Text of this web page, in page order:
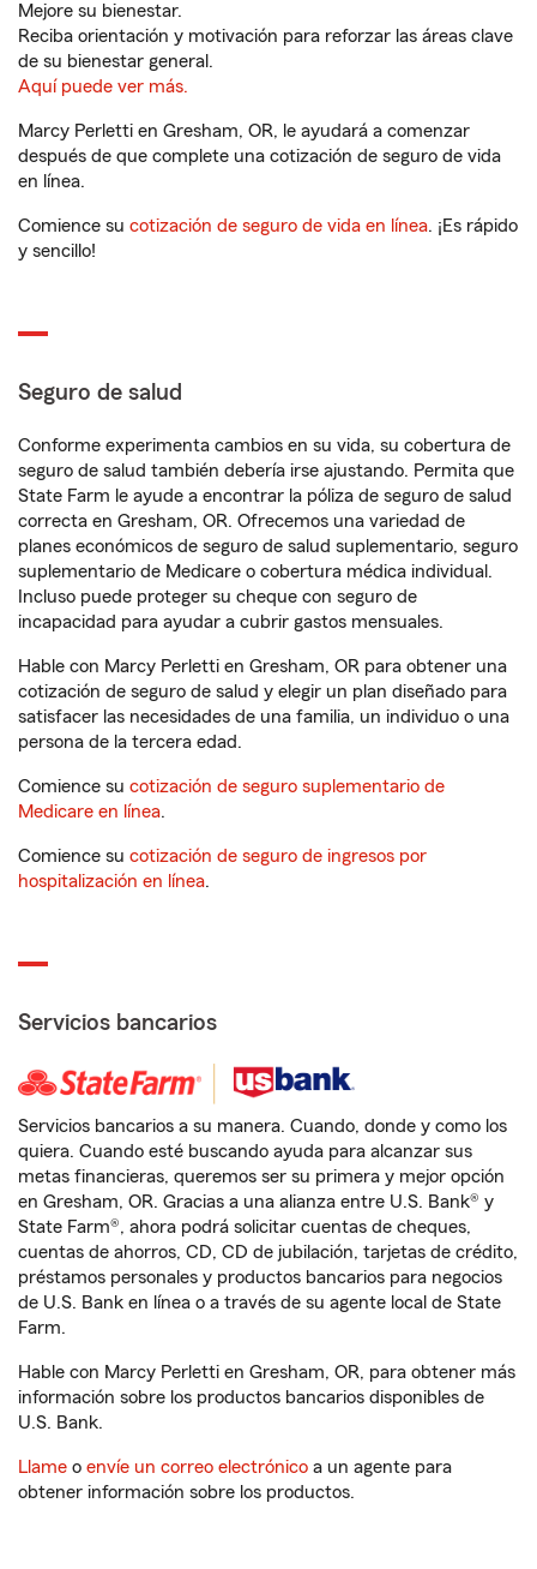
Mejore su bienestar.
Reciba orientación y motivación para reforzar las áreas clave
de su bienestar general.
Aquí puede ver más.
Marcy Perletti en Gresham, OR, le ayudará a comenzar
después de que complete una cotización de seguro de vida
en línea.
Comience su cotización de seguro de vida en línea. ¡Es rápido
y sencillo!
Seguro de salud
Conforme experimenta cambios en su vida, su cobertura de
seguro de salud también debería irse ajustando. Permita que
State Farm le ayude a encontrar la póliza de seguro de salud
correcta en Gresham, OR. Ofrecemos una variedad de
planes económicos de seguro de salud suplementario, seguro
suplementario de Medicare o cobertura médica individual.
Incluso puede proteger su cheque con seguro de
incapacidad para ayudar a cubrir gastos mensuales.
Hable con Marcy Perletti en Gresham, OR para obtener una
cotización de seguro de salud y elegir un plan diseñado para
satisfacer las necesidades de una familia, un individuo o una
persona de la tercera edad.
Comience su cotización de seguro suplementario de
Medicare en línea.
Comience su cotización de seguro de ingresos por
hospitalización en línea.
Servicios bancarios
Servicios bancarios a su manera. Cuando, donde y como los
quiera. Cuando esté buscando ayuda para alcanzar sus
metas financieras, queremos ser su primera y mejor opción
en Gresham, OR. Gracias a una alianza entre U.S. Bank® y
State Farm®, ahora podrá solicitar cuentas de cheques,
cuentas de ahorros, CD, CD de jubilación, tarjetas de crédito,
préstamos personales y productos bancarios para negocios
de U.S. Bank en línea o a través de su agente local de State
Farm.
Hable con Marcy Perletti en Gresham, OR, para obtener más
información sobre los productos bancarios disponibles de
U.S. Bank.
Llame o envíe un correo electrónico a un agente para
obtener información sobre los productos.